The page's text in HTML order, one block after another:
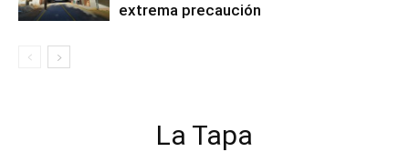
extrema precaución
La Tapa